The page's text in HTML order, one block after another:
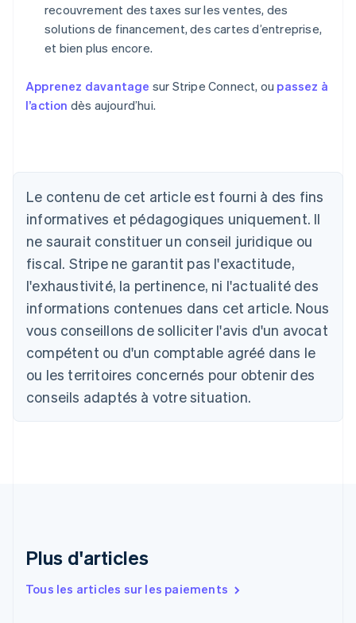
recouvrement des taxes sur les ventes, des
solutions de financement, des cartes d’entreprise,
et bien plus encore.
Apprenez davantage sur Stripe Connect, ou passez à
l’action dès aujourd’hui.
Le contenu de cet article est fourni à des fins
informatives et pédagogiques uniquement. Il
ne saurait constituer un conseil juridique ou
fiscal. Stripe ne garantit pas l'exactitude,
l'exhaustivité, la pertinence, ni l'actualité des
informations contenues dans cet article. Nous
vous conseillons de solliciter l'avis d'un avocat
compétent ou d'un comptable agréé dans le
ou les territoires concernés pour obtenir des
conseils adaptés à votre situation.
Plus d'articles
Tous les articles sur les paiements
DeutschEnglish
Australie
English
Autriche
DeutschEnglish
NederlandsFrançaisDeutschEnglish
Brésil
Português
Bulgarie
English
Canada
Chine continentale
简体中文English
Español English
English